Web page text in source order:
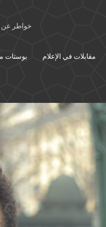
خواطر عن
بوستات مقابلات في الإعلام